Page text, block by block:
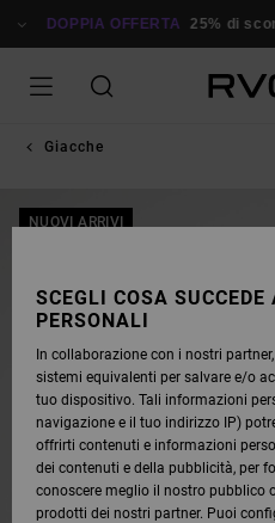
ALLE
DOPPIA OFFERTA 25% di
Giacche
NUOVI ARRIVI
SCEGLI COSA
PERSONALI
In collaborazione con i nostri
sistemi equivalenti per salvare e/o
tuo dispositivo. Tali informazioni
navigazione e il tuo indirizzo IP)
offrirti contenuti e informazioni
dei contenuti e della pubblicità, per
conoscere meglio il nostro pubblico
prodotti dei nostri partner. Puoi